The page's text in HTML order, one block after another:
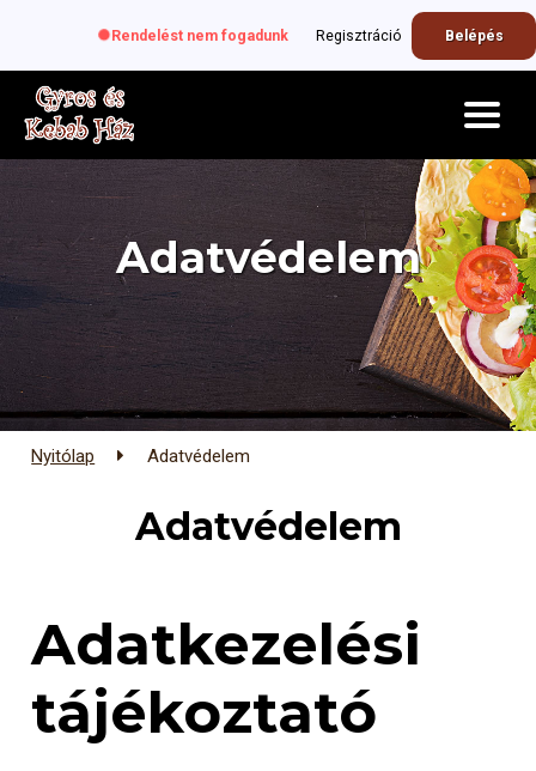
Rendelést nem fogadunk Regisztráció Belépés
Adatvédelem
Nyitólap Adatvédelem
Adatvédelem
Adatkezelési
tájékoztató